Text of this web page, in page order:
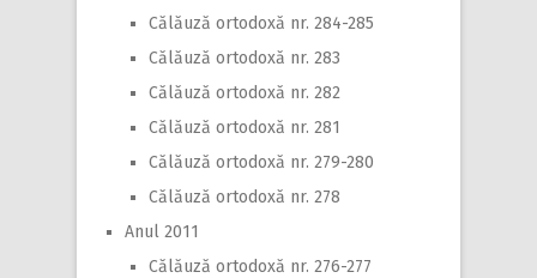
Călăuză ortodoxă nr. 284-285
Călăuză ortodoxă nr. 283
Călăuză ortodoxă nr. 282
Călăuză ortodoxă nr. 281
Călăuză ortodoxă nr. 279-280
Călăuză ortodoxă nr. 278
Anul 2011
Călăuză ortodoxă nr. 276-277